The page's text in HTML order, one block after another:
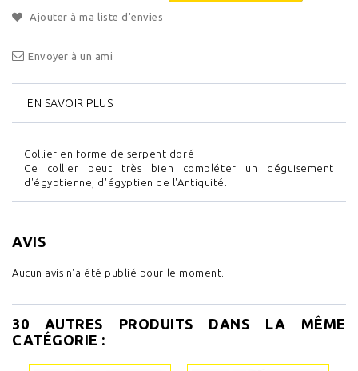
Ajouter à ma liste d'envies
Envoyer à un ami
EN SAVOIR PLUS
Collier en forme de serpent doré
Ce collier peut très bien compléter un déguisement
d'égyptienne, d'égyptien de l'Antiquité.
AVIS
Aucun avis n'a été publié pour le moment.
30 AUTRES PRODUITS DANS LA MÊME
CATÉGORIE :